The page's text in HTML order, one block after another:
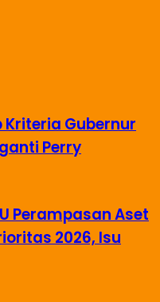
Kriteria Gubernur
Perry
Perampasan Aset
2026, Isu